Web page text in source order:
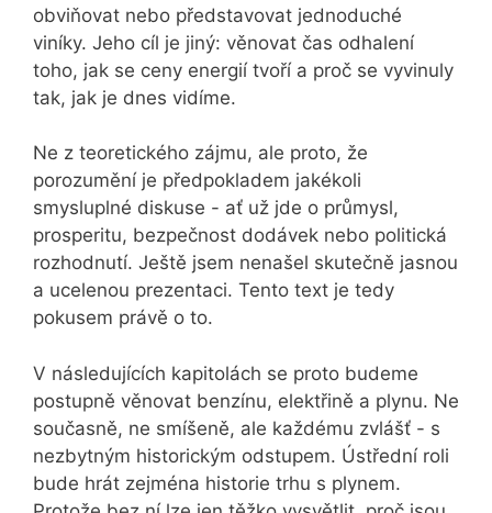
obviňovat nebo představovat jednoduché
viníky. Jeho cíl je jiný: věnovat čas odhalení
toho, jak se ceny energií tvoří a proč se vyvinuly
tak, jak je dnes vidíme.
Ne z teoretického zájmu, ale proto, že
porozumění je předpokladem jakékoli
smysluplné diskuse - ať už jde o průmysl,
prosperitu, bezpečnost dodávek nebo politická
rozhodnutí. Ještě jsem nenašel skutečně jasnou
a ucelenou prezentaci. Tento text je tedy
pokusem právě o to.
V následujících kapitolách se proto budeme
postupně věnovat benzínu, elektřině a plynu. Ne
současně, ne smíšeně, ale každému zvlášť - s
nezbytným historickým odstupem. Ústřední roli
bude hrát zejména historie trhu s plynem.